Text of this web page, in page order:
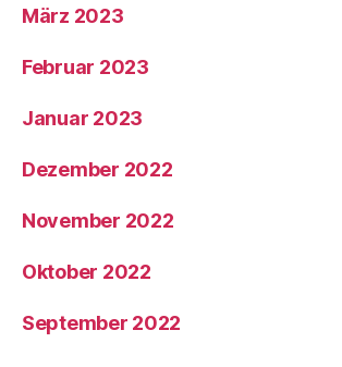
März 2023
Februar 2023
Januar 2023
Dezember 2022
November 2022
Oktober 2022
September 2022